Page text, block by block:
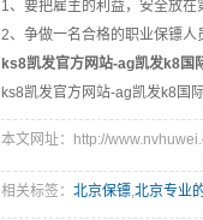
1、要把雇主的利益，安全放在
2、争做一名合格的职业保镖
ks8凯发官方网站-ag凯发k8国
ks8凯发官方网站-ag凯发k8国
本文网址：http://
相关标签： 北京保镖,北京专业